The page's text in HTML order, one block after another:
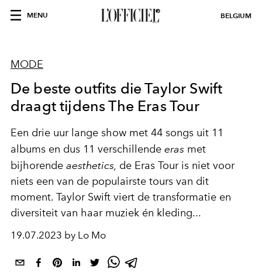
MENU BELGIUM
MODE
De beste outfits die Taylor Swift
draagt tijdens The Eras Tour
Een drie uur lange show met 44 songs uit 11
albums en dus 11 verschillende eras met
bijhorende aesthetics, de Eras Tour is niet voor
niets een van de populairste tours van dit
moment. Taylor Swift viert de transformatie en
diversiteit van haar muziek én kleding...
19.07.2023 by Lo Mo